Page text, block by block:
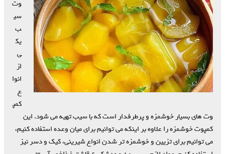
وت
سی
ب
یک
ی
از
انوا
ع
کمپ
وت های بسیار خوشمزه و پرطرفدار است که با سیب تهیه می شود. این
کمپوت خوشمزه را علاوه بر اینکه می توانیم برای میان وعده استفاده کنیم،
می توانیم برای تزیین و خوشمزه تر شدن انواع شیرینی، کیک و دسر نیز